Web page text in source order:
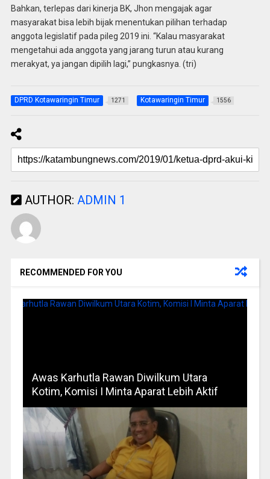
Bahkan, terlepas dari kinerja BK, Jhon mengajak agar
masyarakat bisa lebih bijak menentukan pilihan terhadap
anggota legislatif pada pileg 2019 ini. “Kalau masyarakat
mengetahui ada anggota yang jarang turun atau kurang
merakyat, ya jangan dipilih lagi,” pungkasnya. (tri)
DPRD Kotawaringin Timur 1271 Kotawaringin Timur 1556
AUTHOR: ADMIN 1
RECOMMENDED FOR YOU
Awas Karhutla Rawan Diwilkum Utara
Kotim, Komisi I Minta Aparat Lebih Aktif